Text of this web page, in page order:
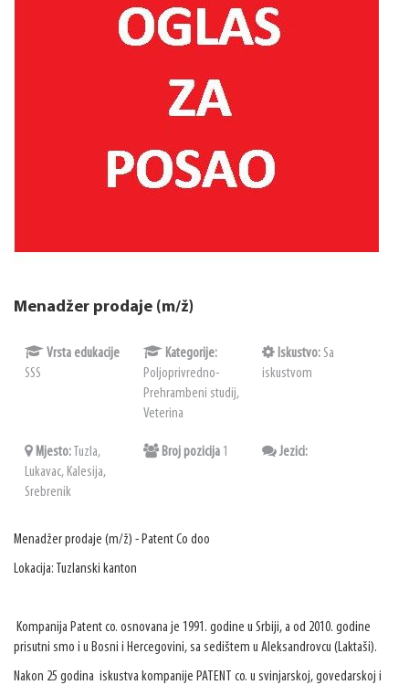
Menadžer prodaje (m/ž)
Vrsta edukacije
SSS
Kategorije:
Poljoprivredno-
Prehrambeni studij,
Veterina
Iskustvo:Sa
iskustvom
Mjesto: Tuzla,
Lukavac, Kalesija,
Srebrenik
Broj pozicija 1 Jezici:
Menadžer prodaje (m/ž) - Patent Co doo
Lokacija: Tuzlanski kanton
Kompanija Patent co. osnovana je 1991. godine u Srbiji, a od 2010. godine
prisutni smo i u Bosni i Hercegovini, sa sedištem u Aleksandrovcu (Laktaši).
Nakon 25 godina iskustva kompanije PATENT co. u svinjarskoj, govedarskoj i